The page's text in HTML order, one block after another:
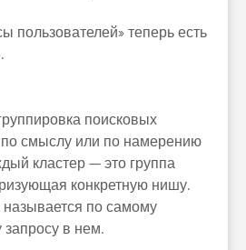
пользователей» теперь есть
поисковых
по смыслу или по намерению
кластер — это группа
конкретную нишу.
называется по самому
запросу в нем.